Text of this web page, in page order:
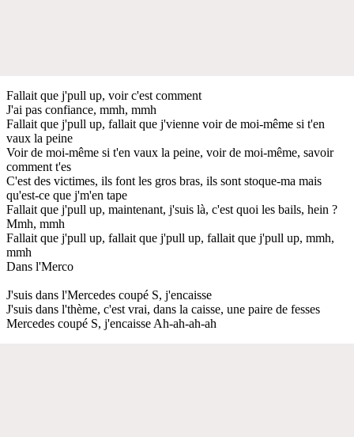
Fallait que j'pull up, voir c'est comment
J'ai pas confiance, mmh, mmh
Fallait que j'pull up, fallait que j'vienne voir de moi-même si t'en
vaux la peine
Voir de moi-même si t'en vaux la peine, voir de moi-même, savoir
comment t'es
C'est des victimes, ils font les gros bras, ils sont stoque-ma mais
qu'est-ce que j'm'en tape
Fallait que j'pull up, maintenant, j'suis là, c'est quoi les bails, hein ?
Mmh, mmh
Fallait que j'pull up, fallait que j'pull up, fallait que j'pull up, mmh,
mmh
Dans l'Merco
J'suis dans l'Mercedes coupé S, j'encaisse
J'suis dans l'thème, c'est vrai, dans la caisse, une paire de fesses
Mercedes coupé S, j'encaisse Ah-ah-ah-ah